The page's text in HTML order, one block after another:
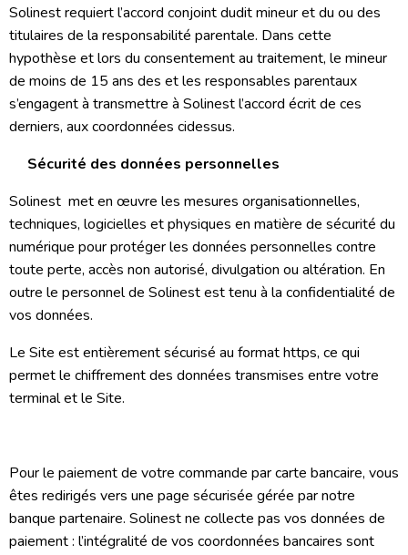
Solinest requiert l’accord conjoint dudit mineur et du ou des
titulaires de la responsabilité parentale. Dans cette
hypothèse et lors du consentement au traitement, le mineur
de moins de 15 ans des et les responsables parentaux
s’engagent à transmettre à Solinest l’accord écrit de ces
derniers, aux coordonnées cidessus.
Sécurité des données personnelles
Solinest met en œuvre les mesures organisationnelles,
techniques, logicielles et physiques en matière de sécurité du
numérique pour protéger les données personnelles contre
toute perte, accès non autorisé, divulgation ou altération. En
outre le personnel de Solinest est tenu à la confidentialité de
vos données.
Le Site est entièrement sécurisé au format https, ce qui
permet le chiffrement des données transmises entre votre
terminal et le Site.
Pour le paiement de votre commande par carte bancaire, vous
êtes redirigés vers une page sécurisée gérée par notre
banque partenaire. Solinest ne collecte pas vos données de
paiement : l’intégralité de vos coordonnées bancaires sont